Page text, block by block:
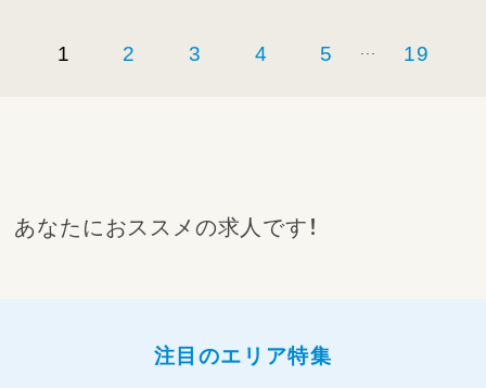
1 2 3 4 5 19
あなたにおススメの求人です！
注目のエリア特集